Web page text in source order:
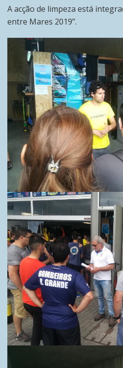
A acção de limpeza está
entre Mares 2019”.